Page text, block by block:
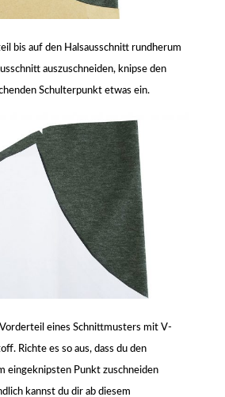
bis auf den Halsausschnitt rundherum
auszuschneiden, knipse den
Schulterpunkt etwas ein.
eines Schnittmusters mit V-
Richte es so aus, dass du den
eingeknipsten Punkt zuschneiden
kannst du dir ab diesem